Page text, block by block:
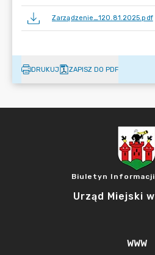
Zarządzenie_120.81.2025.pdf
DRUKUJ ZAPISZ DO PDF
Biuletyn
Urząd Miejski
WWW